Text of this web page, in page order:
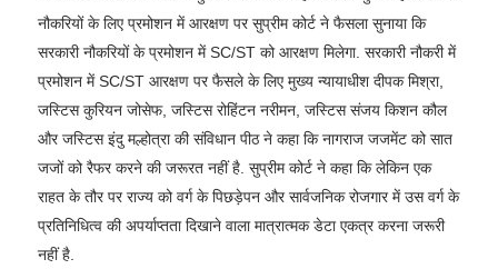
नौकरियों के लिए प्रमोशन में आरक्षण पर सुप्रीम कोर्ट ने फैसला सुनाया कि
सरकारी नौकरियों के प्रमोशन में SC/ST को आरक्षण मिलेगा. सरकारी नौकरी में
प्रमोशन में SC/ST आरक्षण पर फैसले के लिए मुख्य न्यायाधीश दीपक मिश्रा,
जस्टिस कुरियन जोसेफ, जस्टिस रोहिंटन नरीमन, जस्टिस संजय किशन कौल
और जस्टिस इंदु मल्होत्रा ​​की संविधान पीठ ने कहा कि नागराज जजमेंट को सात
जजों को रैफर करने की जरूरत नहीं है. सुप्रीम कोर्ट ने कहा कि लेकिन एक
राहत के तौर पर राज्य को वर्ग के पिछड़ेपन और सार्वजनिक रोजगार में उस वर्ग के
प्रतिनिधित्व की अपर्याप्तता दिखाने वाला मात्रात्मक डेटा एकत्र करना जरूरी
नहीं है.